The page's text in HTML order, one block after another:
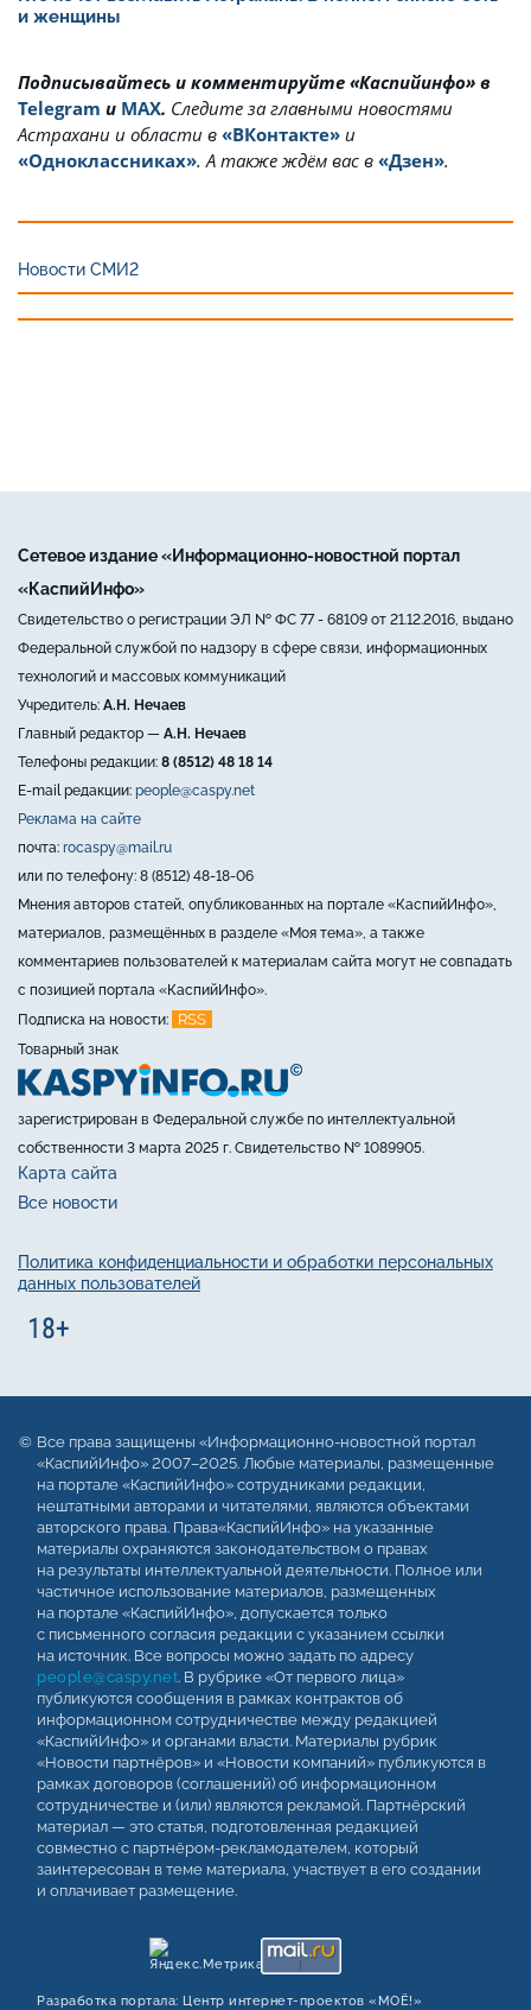
и женщины
Подписывайтесь и комментируйте «Каспийинфо» в
Telegram и MAX. Cледите за главными новостями
Астрахани и области в «ВКонтакте» и
«Одноклассниках». А также ждём вас в «Дзен».
Новости СМИ2
Сетевое издание «Информационно-новостной портал
«КаспийИнфо»
Свидетельство о регистрации ЭЛ № ФС 77 - 68109 от 21.12.2016, выдано
Федеральной службой по надзору в сфере связи, информационных
технологий и массовых коммуникаций
Учредитель: А.Н. Нечаев
Главный редактор — А.Н. Нечаев
Телефоны редакции: 8 (8512) 48 18 14
E-mail редакции: people@caspy.net
Реклама на сайте
почта: rocaspy@mail.ru
или по телефону: 8 (8512) 48-18-06
Мнения авторов статей, опубликованных на портале «КаспийИнфо»,
материалов, размещённых в разделе «Моя тема», а также
комментариев пользователей к материалам сайта могут не совпадать
с позицией портала «КаспийИнфо».
Подписка на новости:
RSS
Товарный знак
зарегистрирован в Федеральной службе по интеллектуальной
собственности 3 марта 2025 г. Свидетельство № 1089905.
Карта сайта
Все новости
Политика конфиденциальности и обработки персональных
данных пользователей
Все права защищены «Информационно-новостной портал
«КаспийИнфо» 2007–2025. Любые материалы, размещенные
на портале «КаспийИнфо» сотрудниками редакции,
нештатными авторами и читателями, являются объектами
авторского права. Права«КаспийИнфо» на указанные
материалы охраняются законодательством о правах
на результаты интеллектуальной деятельности. Полное или
частичное использование материалов, размещенных
на портале «КаспийИнфо», допускается только
с письменного согласия редакции с указанием ссылки
на источник. Все вопросы можно задать по адресу
people@caspy.net. В рубрике «От первого лица»
публикуются сообщения в рамках контрактов об
информационном сотрудничестве между редакцией
«КаспийИнфо» и органами власти. Материалы рубрик
«Новости партнёров» и «Новости компаний» публикуются в
рамках договоров (соглашений) об информационном
сотрудничестве и (или) являются рекламой. Партнёрский
материал — это статья, подготовленная редакцией
совместно с партнёром-рекламодателем, который
заинтересован в теме материала, участвует в его создании
и оплачивает размещение.
Разработка портала: Центр интернет‑проектов «МОЁ!»